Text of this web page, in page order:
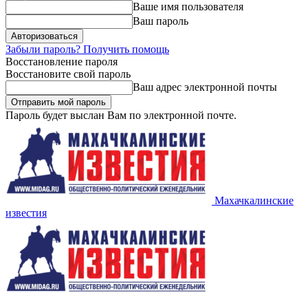
Ваше имя пользователя
Ваш пароль
Забыли пароль? Получить помощь
Восстановление пароля
Восстановите свой пароль
Ваш адрес электронной почты
Пароль будет выслан Вам по электронной почте.
Махачкалинские
известия